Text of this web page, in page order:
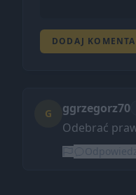
DODAJ
G ggrzegorz70
Odebrać